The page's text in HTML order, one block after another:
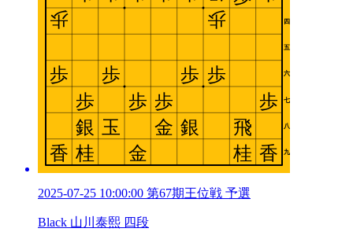
2025-07-25 10:00:00 第67期王位戦 予選
Black 山川泰熙 四段